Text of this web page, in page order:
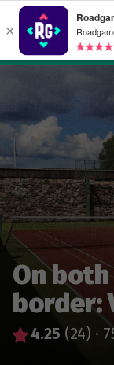
On
border:
4.25 (24) ·